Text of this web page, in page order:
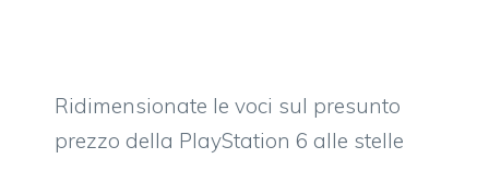
Ridimensionate le voci sul presunto
prezzo della PlayStation 6 alle stelle